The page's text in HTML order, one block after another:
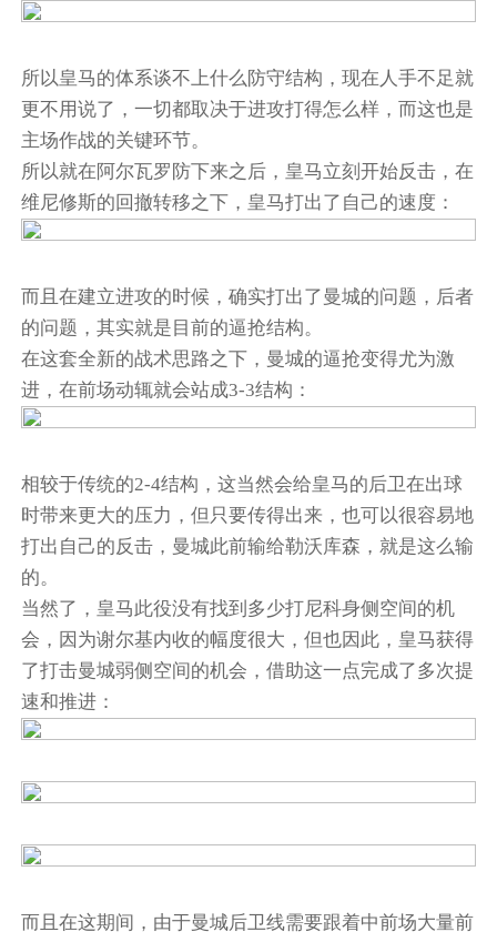
所以皇马的体系谈不上什么防守结构，现在人手不足就
更不用说了，一切都取决于进攻打得怎么样，而这也是
主场作战的关键环节。
所以就在阿尔瓦罗防下来之后，皇马立刻开始反击，在
维尼修斯的回撤转移之下，皇马打出了自己的速度：
而且在建立进攻的时候，确实打出了曼城的问题，后者
的问题，其实就是目前的逼抢结构。
在这套全新的战术思路之下，曼城的逼抢变得尤为激
进，在前场动辄就会站成3-3结构：
相较于传统的2-4结构，这当然会给皇马的后卫在出球
时带来更大的压力，但只要传得出来，也可以很容易地
打出自己的反击，曼城此前输给勒沃库森，就是这么输
的。
当然了，皇马此役没有找到多少打尼科身侧空间的机
会，因为谢尔基内收的幅度很大，但也因此，皇马获得
了打击曼城弱侧空间的机会，借助这一点完成了多次提
速和推进：
而且在这期间，由于曼城后卫线需要跟着中前场大量前